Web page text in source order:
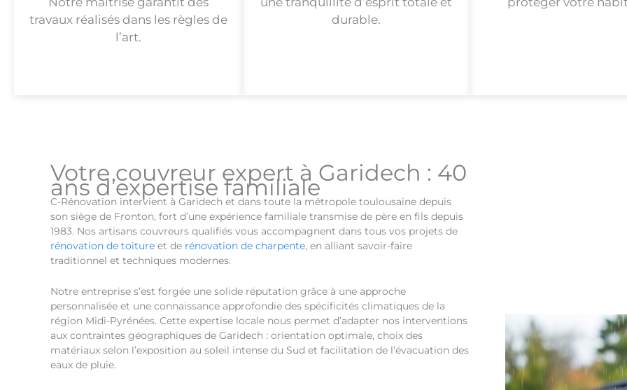
travaux réalisés dans les règles de
l’art.
durable.
Votre couvreur expert à Garidech : 40
ans d’expertise familiale
C-Rénovation intervient à Garidech et dans toute la métropole toulousaine depuis
son siège de Fronton, fort d’une expérience familiale transmise de père en fils depuis
1983. Nos artisans couvreurs qualifiés vous accompagnent dans tous vos projets de
rénovation de toiture et de rénovation de charpente, en alliant savoir-faire
traditionnel et techniques modernes.
Notre entreprise s’est forgée une solide réputation grâce à une approche
personnalisée et une connaissance approfondie des spécificités climatiques de la
région Midi-Pyrénées. Cette expertise locale nous permet d’adapter nos interventions
aux contraintes géographiques de Garidech : orientation optimale, choix des
matériaux selon l’exposition au soleil intense du Sud et facilitation de l’évacuation des
eaux de pluie.